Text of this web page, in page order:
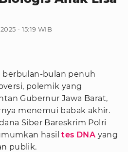
- 15:19 WIB
berbulan-bulan penuh
polemik yang
Gubernur Jawa Barat,
menemui babak akhir.
Siber Bareskrim Polri
hasiltes DNA yang
publik.